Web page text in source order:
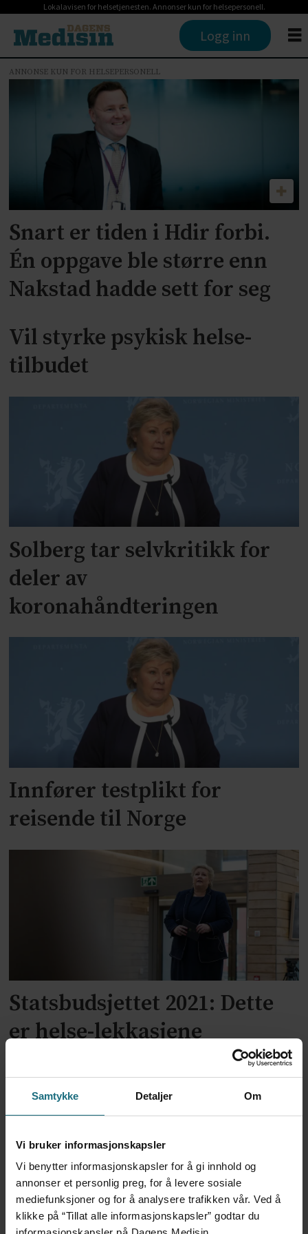
Samtykke Detaljer Om
Vi bruker informasjonskapsler
Vi benytter informasjonskapsler for å gi innhold og
annonser et personlig preg, for å levere sosiale
mediefunksjoner og for å analysere trafikken vår. Ved å
klikke på “Tillat alle informasjonskapsler” godtar du
Lokalavisen for helsetjenesten. Annonser kun for helsepersonell.
Logg inn
statsminister
erna
solberg
ANNONSE KUN FOR HELSEPERSONELL
Snart er tiden i Hdir forbi.
Én oppgave ble større enn
Nakstad hadde sett for seg
Vil styrke psykisk helse-
tilbudet
Solberg tar selvkritikk for
deler av
koronahåndteringen
Innfører testplikt for
reisende til Norge
Statsbudsjettet 2021: Dette
er helse-lekkasjene
Solberg: – Grunnlag for